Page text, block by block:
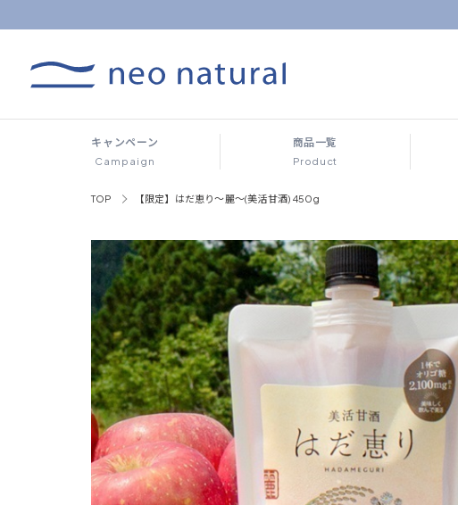
キャンペーン
Campaign
商品一覧
Product
TOP 【限定】はだ恵り～麗～(美活甘酒) 450g